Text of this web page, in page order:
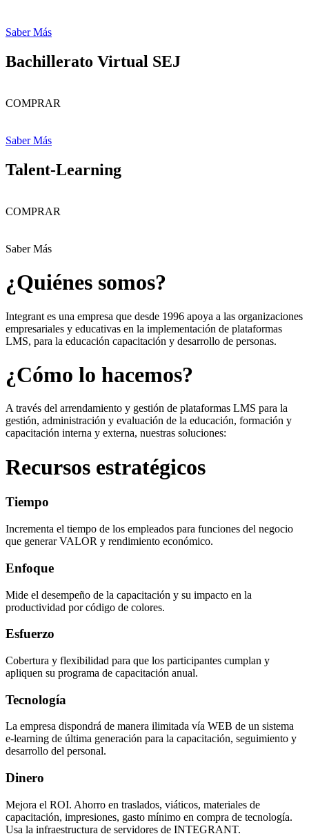
Saber Más
Bachillerato Virtual SEJ
COMPRAR
Saber Más
Talent-Learning
COMPRAR
Saber Más
¿Quiénes somos?
Integrant es una empresa que desde 1996 apoya a las organizaciones
empresariales y educativas en la implementación de plataformas
LMS, para la educación capacitación y desarrollo de personas.
¿Cómo lo hacemos?
A través del arrendamiento y gestión de plataformas LMS para la
gestión, administración y evaluación de la educación, formación y
capacitación interna y externa, nuestras soluciones:
Recursos estratégicos
Tiempo
Incrementa el tiempo de los empleados para funciones del negocio
que generar VALOR y rendimiento económico.
Enfoque
Mide el desempeño de la capacitación y su impacto en la
productividad por código de colores.
Esfuerzo
Cobertura y flexibilidad para que los participantes cumplan y
apliquen su programa de capacitación anual.
Tecnología
La empresa dispondrá de manera ilimitada vía WEB de un sistema
e-learning de última generación para la capacitación, seguimiento y
desarrollo del personal.
Dinero
Mejora el ROI. Ahorro en traslados, viáticos, materiales de
capacitación, impresiones, gasto mínimo en compra de tecnología.
Usa la infraestructura de servidores de INTEGRANT.